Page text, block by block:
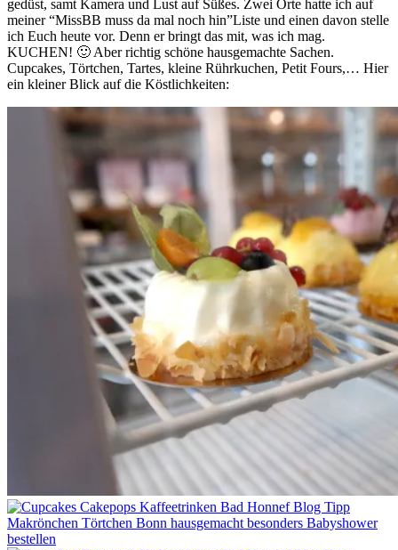
gedüst, samt Kamera und Lust auf Süßes. Zwei Orte hatte ich auf
meiner “MissBB muss da mal noch hin”Liste und einen davon stelle
ich Euch heute vor. Denn er bringt das mit, was ich mag.
KUCHEN! 🙂 Aber richtig schöne hausgemachte Sachen.
Cupcakes, Törtchen, Tartes, kleine Rührkuchen, Petit Fours,… Hier
ein kleiner Blick auf die Köstlichkeiten: